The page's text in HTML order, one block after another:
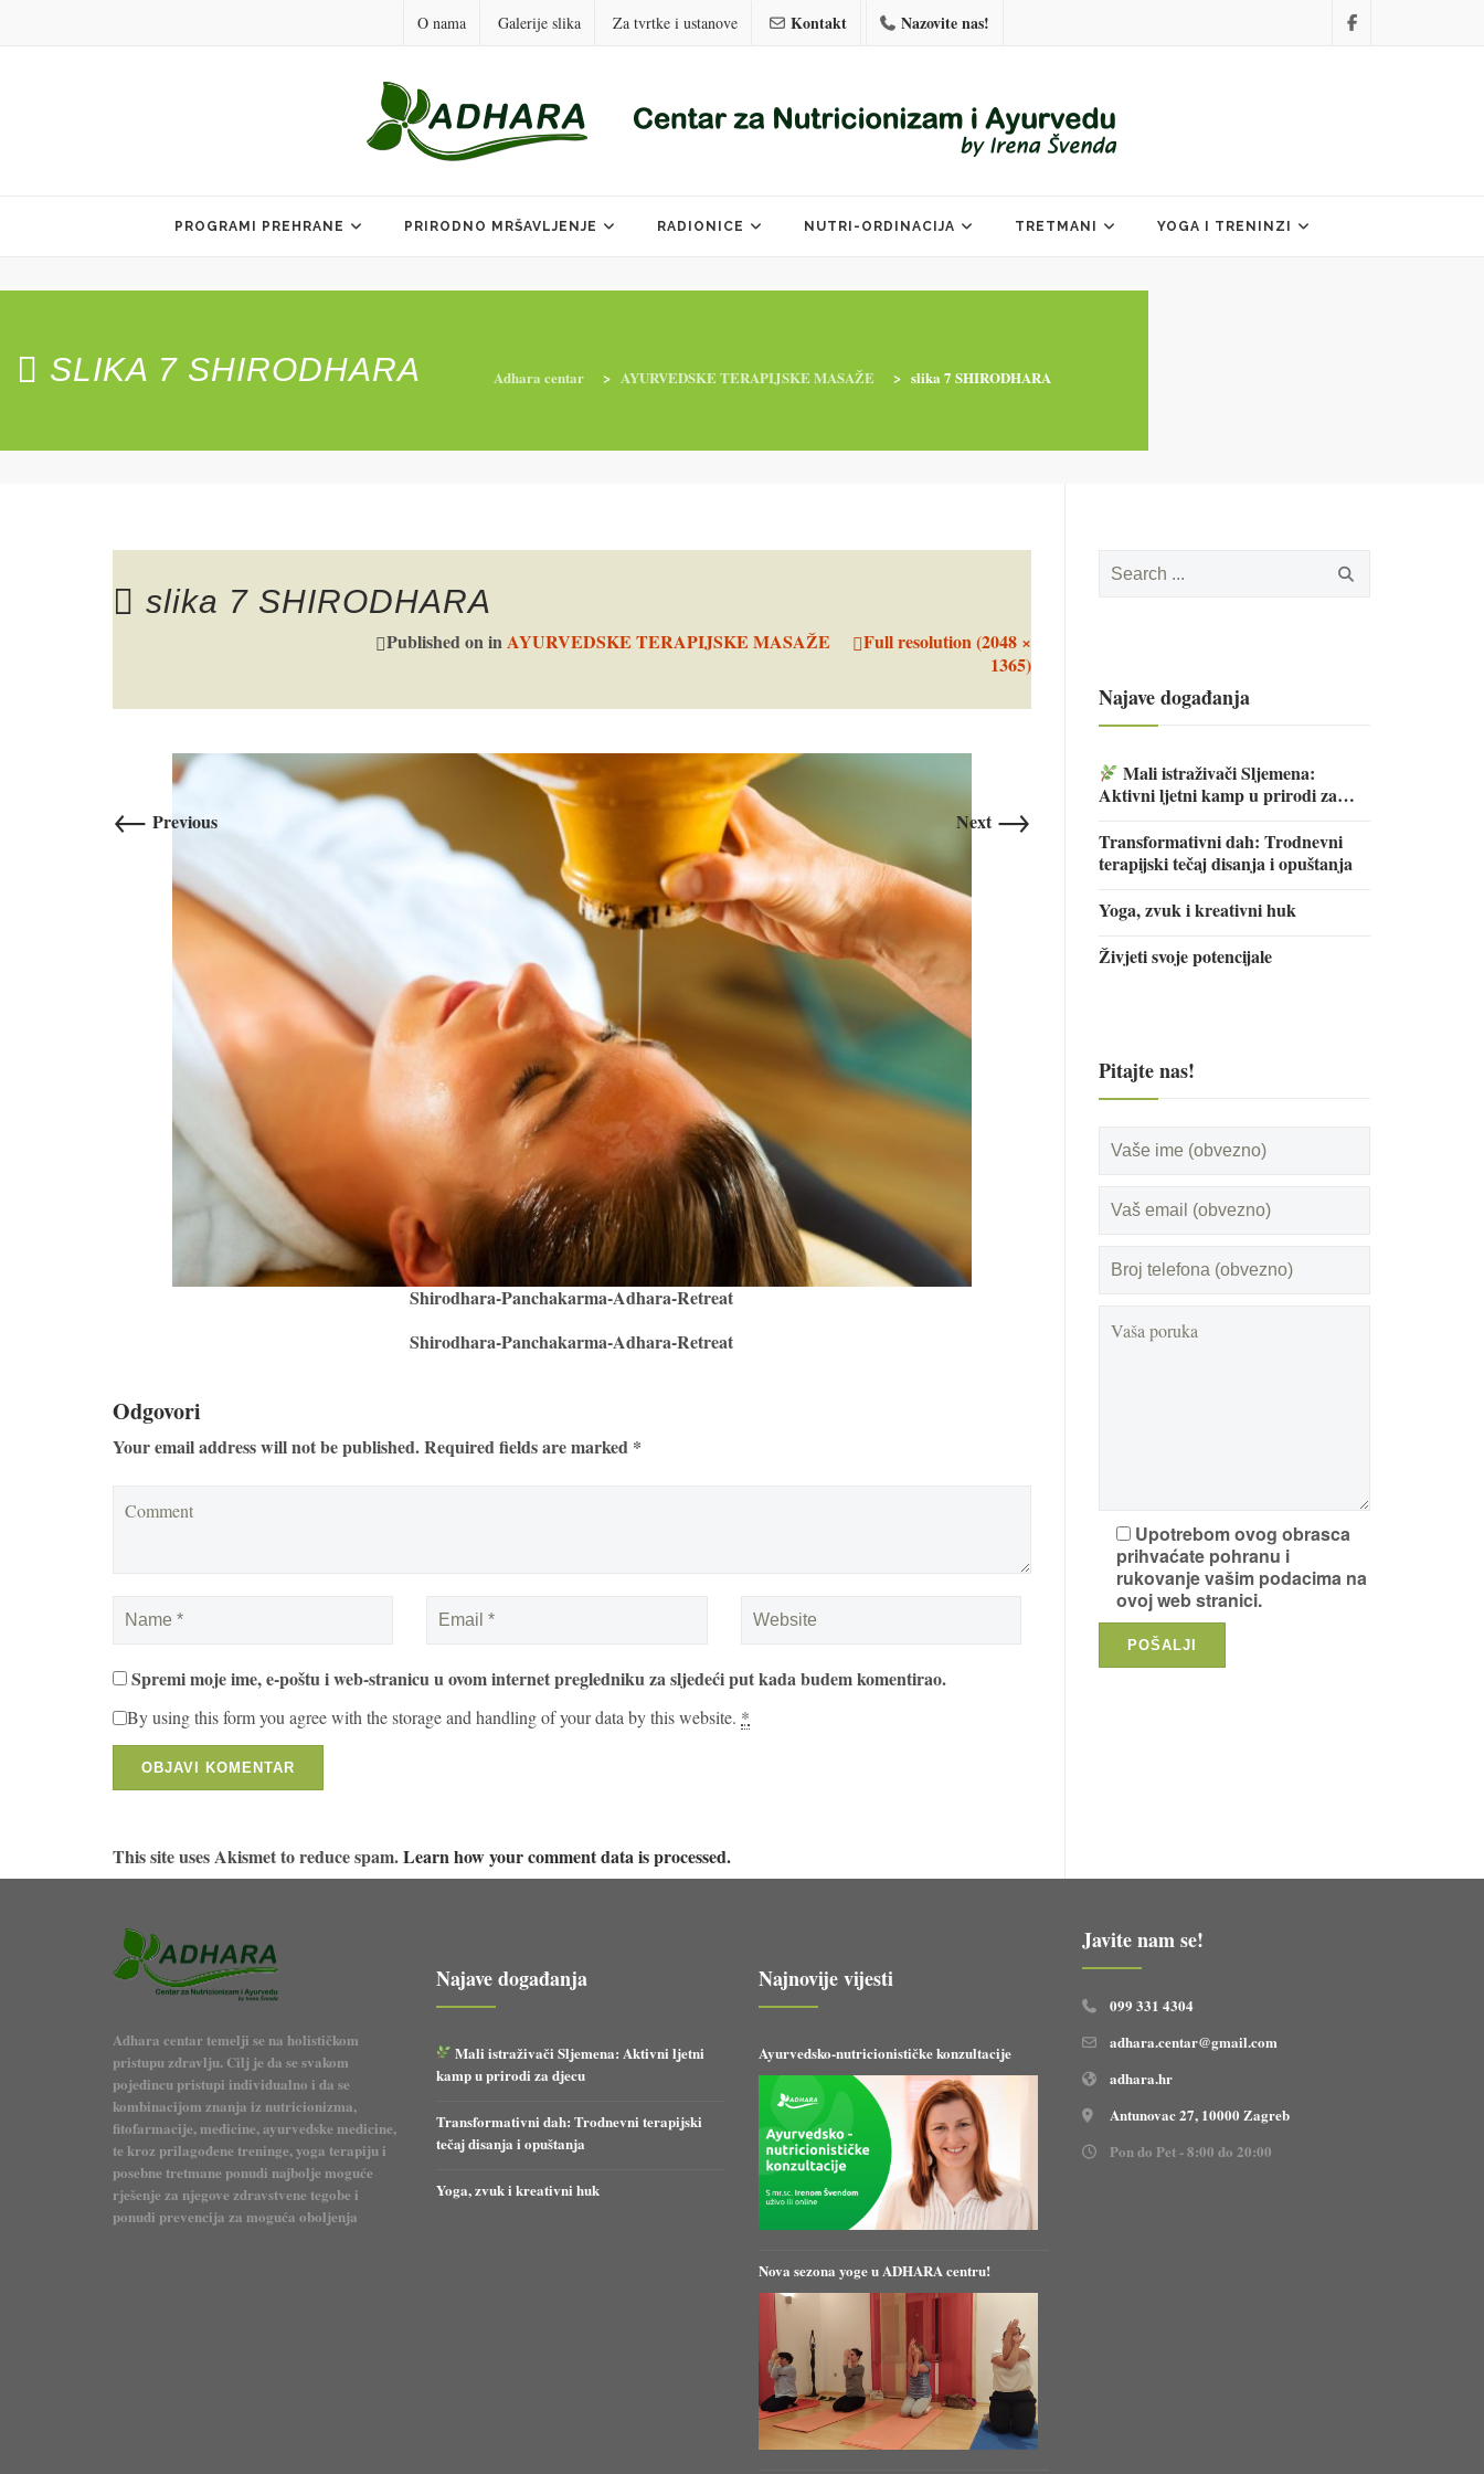
O nama Galerije slika Za tvrtke i ustanove Kontakt Nazovite nas!
PROGRAMI PREHRANE PRIRODNO MRŠAVLJENJE RADIONICE NUTRI-ORDINACIJA TRETMANI YOGA I TRENINZI
SLIKA 7 SHIRODHARA Adhara centar > AYURVEDSKE TERAPIJSKE MASAŽE > slika 7 SHIRODHARA
slika 7 SHIRODHARA
Published oninAYURVEDSKE TERAPIJSKE MASAŽE
Full resolution (2048 ×
1365)
← Previous Next →
Shirodhara-Panchakarma-Adhara-Retreat
Shirodhara-Panchakarma-Adhara-Retreat
Odgovori
Your email address will not be published. Required fields are marked *
Spremi moje ime, e-poštu i web-stranicu u ovom internet pregledniku za sljedeći put kada budem komentirao.
By using this form you agree with the storage and handling of your data by this website. *
This site uses Akismet to reduce spam.Learn how your comment data is processed.
for:
Najave događanja
Mali istraživači Sljemena:
Aktivni ljetni kamp u prirodi za
Transformativni dah: Trodnevni
terapijski tečaj disanja i opuštanja
Yoga, zvuk i kreativni huk
Živjeti svoje potencijale
Pitajte nas!
Upotrebom ovog obrasca
prihvaćate pohranu i
rukovanje vašim podacima na
ovoj web stranici.
Adhara centar temelji se na holističkom
pristupu zdravlju. Cilj je da se svakom
pojedincu pristupi individualno i da se
kombinacijom znanja iz nutricionizma,
fitofarmacije, medicine, ayurvedske medicine,
te kroz prilagođene treninge, yoga terapiju i
posebne tretmane ponudi najbolje moguće
rješenje za njegove zdravstvene tegobe i
ponudi prevencija za moguća oboljenja
Najave događanja
Mali istraživači Sljemena: Aktivni ljetni
kamp u prirodi za djecu
Transformativni dah: Trodnevni terapijski
tečaj disanja i opuštanja
Yoga, zvuk i kreativni huk
Najnovije vijesti
Ayurvedsko-nutricionističke konzultacije
Nova sezona yoge u ADHARA centru!
Javite nam se!
099 331 4304
adhara.centar@gmail.com
adhara.hr
Antunovac 27, 10000 Zagreb
Pon do Pet - 8:00 do 20:00